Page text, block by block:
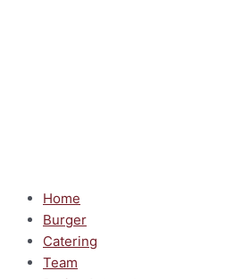
Home
Burger
Catering
Team